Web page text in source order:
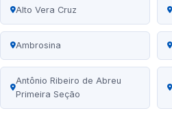
Alto Vera Cruz
Ambrosina
Antônio Ribeiro de Abreu
Primeira Seção